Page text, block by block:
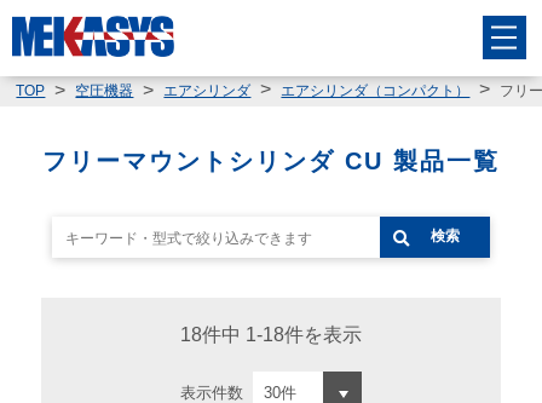
TOP 空圧機器 エアシリンダ エアシリンダ（コンパクト） フリ
フリーマウントシリンダ CU 製品一覧
検索
18件中 1-18件を表示
表示件数